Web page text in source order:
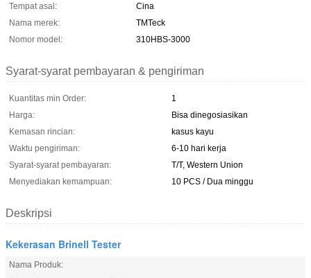
Tempat asal:
Cina
Nama merek:
TMTeck
Nomor model:
310HBS-3000
Syarat-syarat pembayaran & pengiriman
Kuantitas min Order:
1
Harga:
Bisa dinegosiasikan
Kemasan rincian:
kasus kayu
Waktu pengiriman:
6-10 hari kerja
Syarat-syarat pembayaran:
T/T, Western Union
Menyediakan kemampuan:
10 PCS / Dua minggu
Deskripsi
Kekerasan Brinell Tester
Nama Produk: